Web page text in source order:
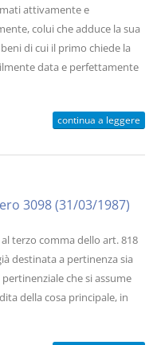
attivamente e
colui che adduce la sua
di cui il primo chiede la
data e perfettamente
continua a leggere
3098 (31/03/1987)
terzo comma dello art. 818
destinata a pertinenza sia
che si assume
della cosa principale, in